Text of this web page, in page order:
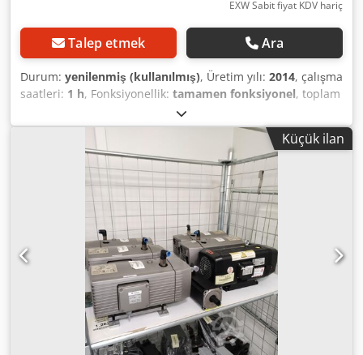
EXW Sabit fiyat KDV hariç
Talep etmek Ara
Durum: yenilenmiş (kullanılmış), Üretim yılı: 2014, çalışma
saatleri: 1 h, Fonksiyonellik: tamamen fonksiyonel, toplam
, hacim debisi:400 m³/saat
bar, giriş voltajı:400 V, giriş frekansı:50 Hz, giriş akımı:24
, giriş akımı türü: , soğutma tipi:
, dönüş hızı
1.450 dev/dak, garanti süresi:3 aylar, koruma tipi
IP54 , Su halkalı vakum pompası, monoblok,
yenilenmiş ve test edilmiş. Yeni kapak, paslanmaz çark,
SIC/VITON mekanik salmastra ve yeni rulmanlar. Kullanım
alanları: kimya endüstrisi, ilaç üretimi, atık su tahliyesi.
Yedek parça, servis ve bakım imkanı mevcut. Doğru
devreye almadan sonra 3 ay garanti. Performans verileri
için lütfen ekteki bilgi föyüne bakınız. Dodpfsyzbfqex Al
Küçük ilan